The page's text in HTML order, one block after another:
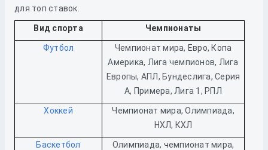
для топ ставок.
Вид спорта Чемпионаты
Футбол
Чемпионат мира, Евро, Копа
Америка, Лига чемпионов, Лига
Европы, АПЛ, Бундеслига, Серия
А, Примера, Лига 1, РПЛ
Хоккей
Чемпионат мира, Олимпиада,
НХЛ, КХЛ
Баскетбол
Олимпиада, чемпионат мира,